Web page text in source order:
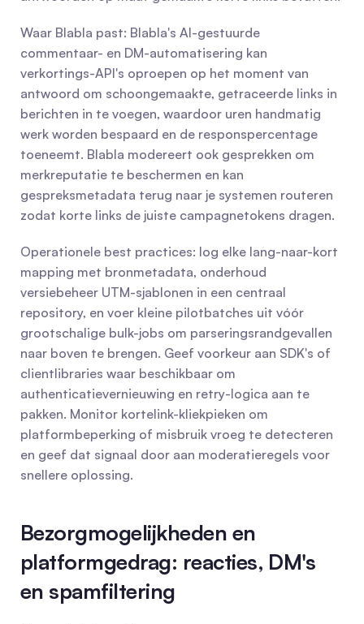
Waar Blabla past: Blabla's AI-gestuurde
commentaar- en DM-automatisering kan
verkortings-API's oproepen op het moment van
antwoord om schoongemaakte, getraceerde links in
berichten in te voegen, waardoor uren handmatig
werk worden bespaard en de responspercentage
toeneemt. Blabla modereert ook gesprekken om
merkreputatie te beschermen en kan
gespreksmetadata terug naar je systemen routeren
zodat korte links de juiste campagnetokens dragen.
Operationele best practices: log elke lang-naar-kort
mapping met bronmetadata, onderhoud
versiebeheer UTM-sjablonen in een centraal
repository, en voer kleine pilotbatches uit vóór
grootschalige bulk-jobs om parseringsrandgevallen
naar boven te brengen. Geef voorkeur aan SDK's of
clientlibraries waar beschikbaar om
authenticatievernieuwing en retry-logica aan te
pakken. Monitor kortelink-kliekpieken om
platformbeperking of misbruik vroeg te detecteren
en geef dat signaal door aan moderatieregels voor
snellere oplossing.
Bezorgmogelijkheden en
platformgedrag: reacties, DM's
en spamfiltering